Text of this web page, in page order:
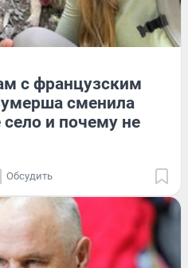
с французским
сменила
село и почему не
Обсудить